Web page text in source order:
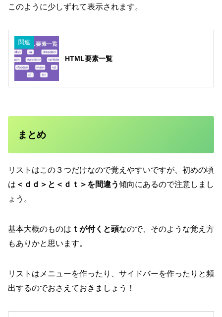
このように少しずれて表示されます。
関連
HTML要素一覧
まとめ
リストはこの３つだけなので覚えやすいですが、初めの頃
は ＜ｄｄ＞と＜ｄｔ＞を間違う傾向にあるので注意しまし
ょう。
基本大概のものは ｔが付くと頭なので、そのような覚え方
もありかと思います。
リストはメニューを作ったり、サイドバーを作ったりと頻
出するのでおさえておきましょう！